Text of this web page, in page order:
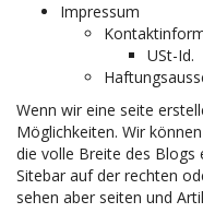
Impressum
USt-Id.
Wenn wir eine seite
Möglichkeiten. Wir
die volle Breite des Blogs
Sitebar auf der rechten
sehen aber seiten und